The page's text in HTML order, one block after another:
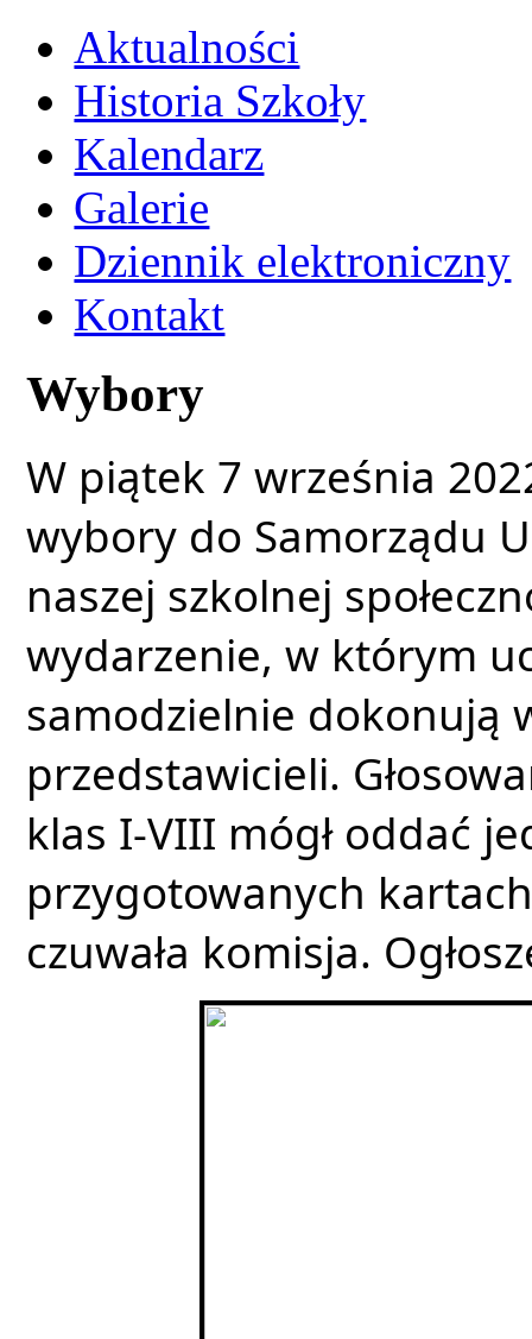
Aktualności
Historia Szkoły
Kalendarz
Galerie
Dziennik elektroniczny
Kontakt
Wybory
W piątek 7 września
wybory do Samorządu
naszej szkolnej
wydarzenie, w którym
samodzielnie dokonują
przedstawicieli.
klas I-VIII mógł oddać
przygotowanych
czuwała komisja.